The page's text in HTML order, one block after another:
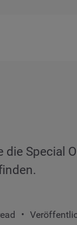
die Special